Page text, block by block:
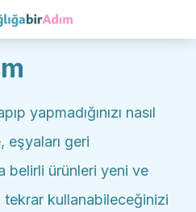
yapmadığınızı nasıl
eşyaları geri
belirli ürünleri yeni ve
tekrar kullanabileceğinizi